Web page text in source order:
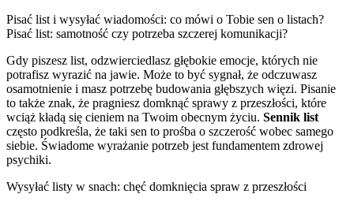
Pisać list i wysyłać wiadomości: co mówi o Tobie sen o listach?
Pisać list: samotność czy potrzeba szczerej komunikacji?
Gdy piszesz list, odzwierciedlasz głębokie emocje, których nie
potrafisz wyrazić na jawie. Może to być sygnał, że odczuwasz
osamotnienie i masz potrzebę budowania głębszych więzi. Pisanie
to także znak, że pragniesz domknąć sprawy z przeszłości, które
wciąż kładą się cieniem na Twoim obecnym życiu. Sennik list
często podkreśla, że taki sen to prośba o szczerość wobec samego
siebie. Świadome wyrażanie potrzeb jest fundamentem zdrowej
psychiki.
Wysyłać listy w snach: chęć domknięcia spraw z przeszłości